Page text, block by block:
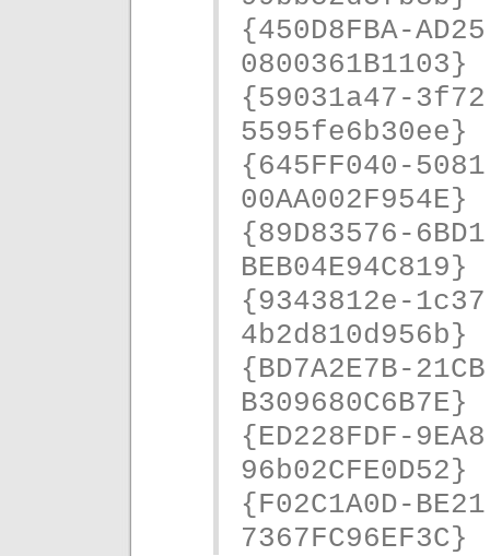
{450D8FBA-
0800361B1103}
{59031a47-
5595fe6b30ee}
{645FF040-
00AA002F954E}
{89D83576-
BEB04E94C819}
{9343812e-
4b2d810d956b}
{BD7A2E7B-
B309680C6B7E}
{ED228FDF-
96b02CFE0D52}
{F02C1A0D-
7367FC96EF3C}